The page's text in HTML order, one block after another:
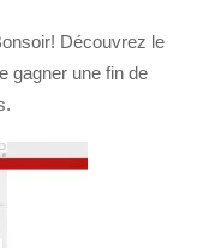
Découvrez le
gagner une fin de